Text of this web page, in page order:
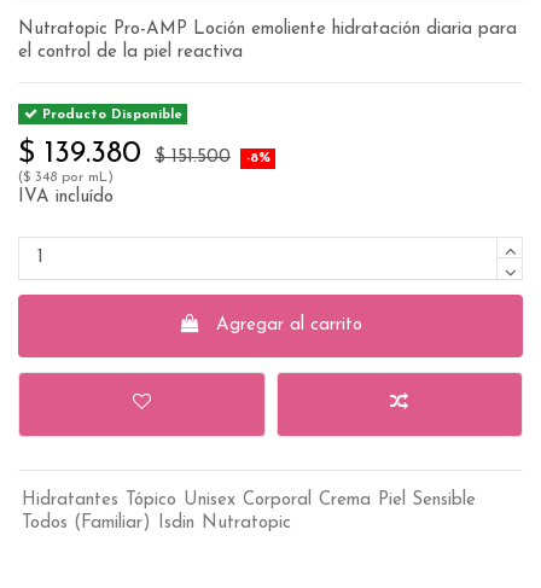
Nutratopic Pro-AMP Loción emoliente hidratación diaria para
el control de la piel reactiva
Producto Disponible
$ 139.380 $ 151.500 -8%
($ 348 por mL)
IVA incluído
Agregar al carrito
Hidratantes Tópico Unisex Corporal Crema
Piel Sensible
Todos (Familiar)
Isdin Nutratopic